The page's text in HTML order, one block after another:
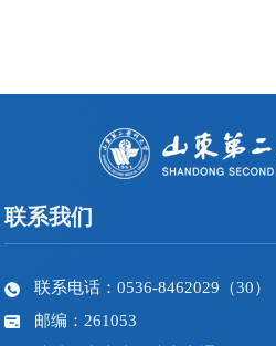
联系我们
联系电话：0536-8462029（30）
邮编：261053